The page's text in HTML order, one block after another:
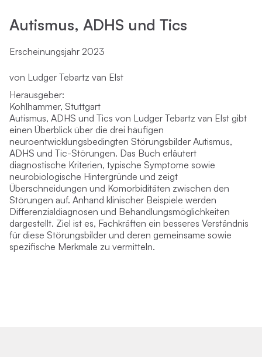
Autismus, ADHS und Tics
Erscheinungsjahr 2023
von Ludger Tebartz van Elst
Herausgeber:
Kohlhammer, Stuttgart
Autismus, ADHS und Tics von Ludger Tebartz van Elst gibt
einen Überblick über die drei häufigen
neuroentwicklungsbedingten Störungsbilder Autismus,
ADHS und Tic-Störungen. Das Buch erläutert
diagnostische Kriterien, typische Symptome sowie
neurobiologische Hintergründe und zeigt
Überschneidungen und Komorbiditäten zwischen den
Störungen auf. Anhand klinischer Beispiele werden
Differenzialdiagnosen und Behandlungsmöglichkeiten
dargestellt. Ziel ist es, Fachkräften ein besseres Verständnis
für diese Störungsbilder und deren gemeinsame sowie
spezifische Merkmale zu vermitteln.